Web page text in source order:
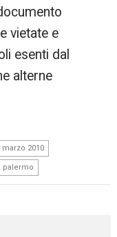
vietate e
esenti dal
alterne
marzo 2010
palermo